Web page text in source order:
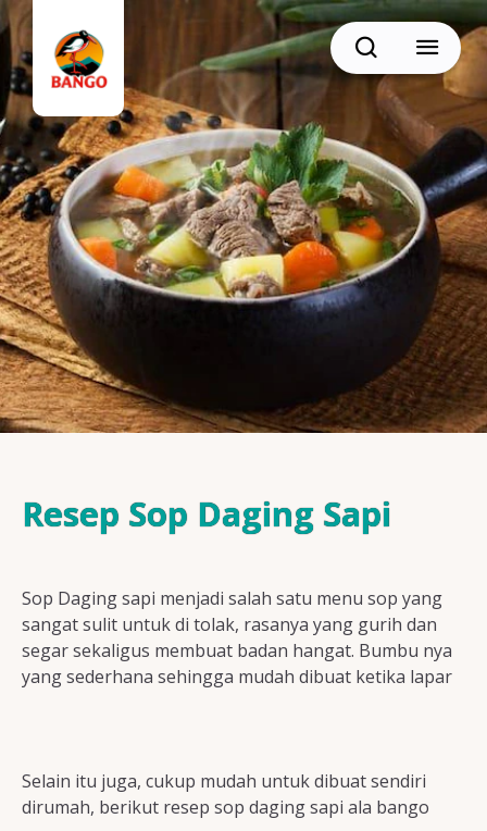
BACK
Resep Sate
Resep Semur
Resep Daging
Resep Ikan
Cari
Resep Sop Daging Sapi
Sop Daging sapi menjadi salah satu menu sop yang
sangat sulit untuk di tolak, rasanya yang gurih dan
segar sekaligus membuat badan hangat. Bumbu nya
yang sederhana sehingga mudah dibuat ketika lapar
Selain itu juga, cukup mudah untuk dibuat sendiri
dirumah, berikut resep sop daging sapi ala bango